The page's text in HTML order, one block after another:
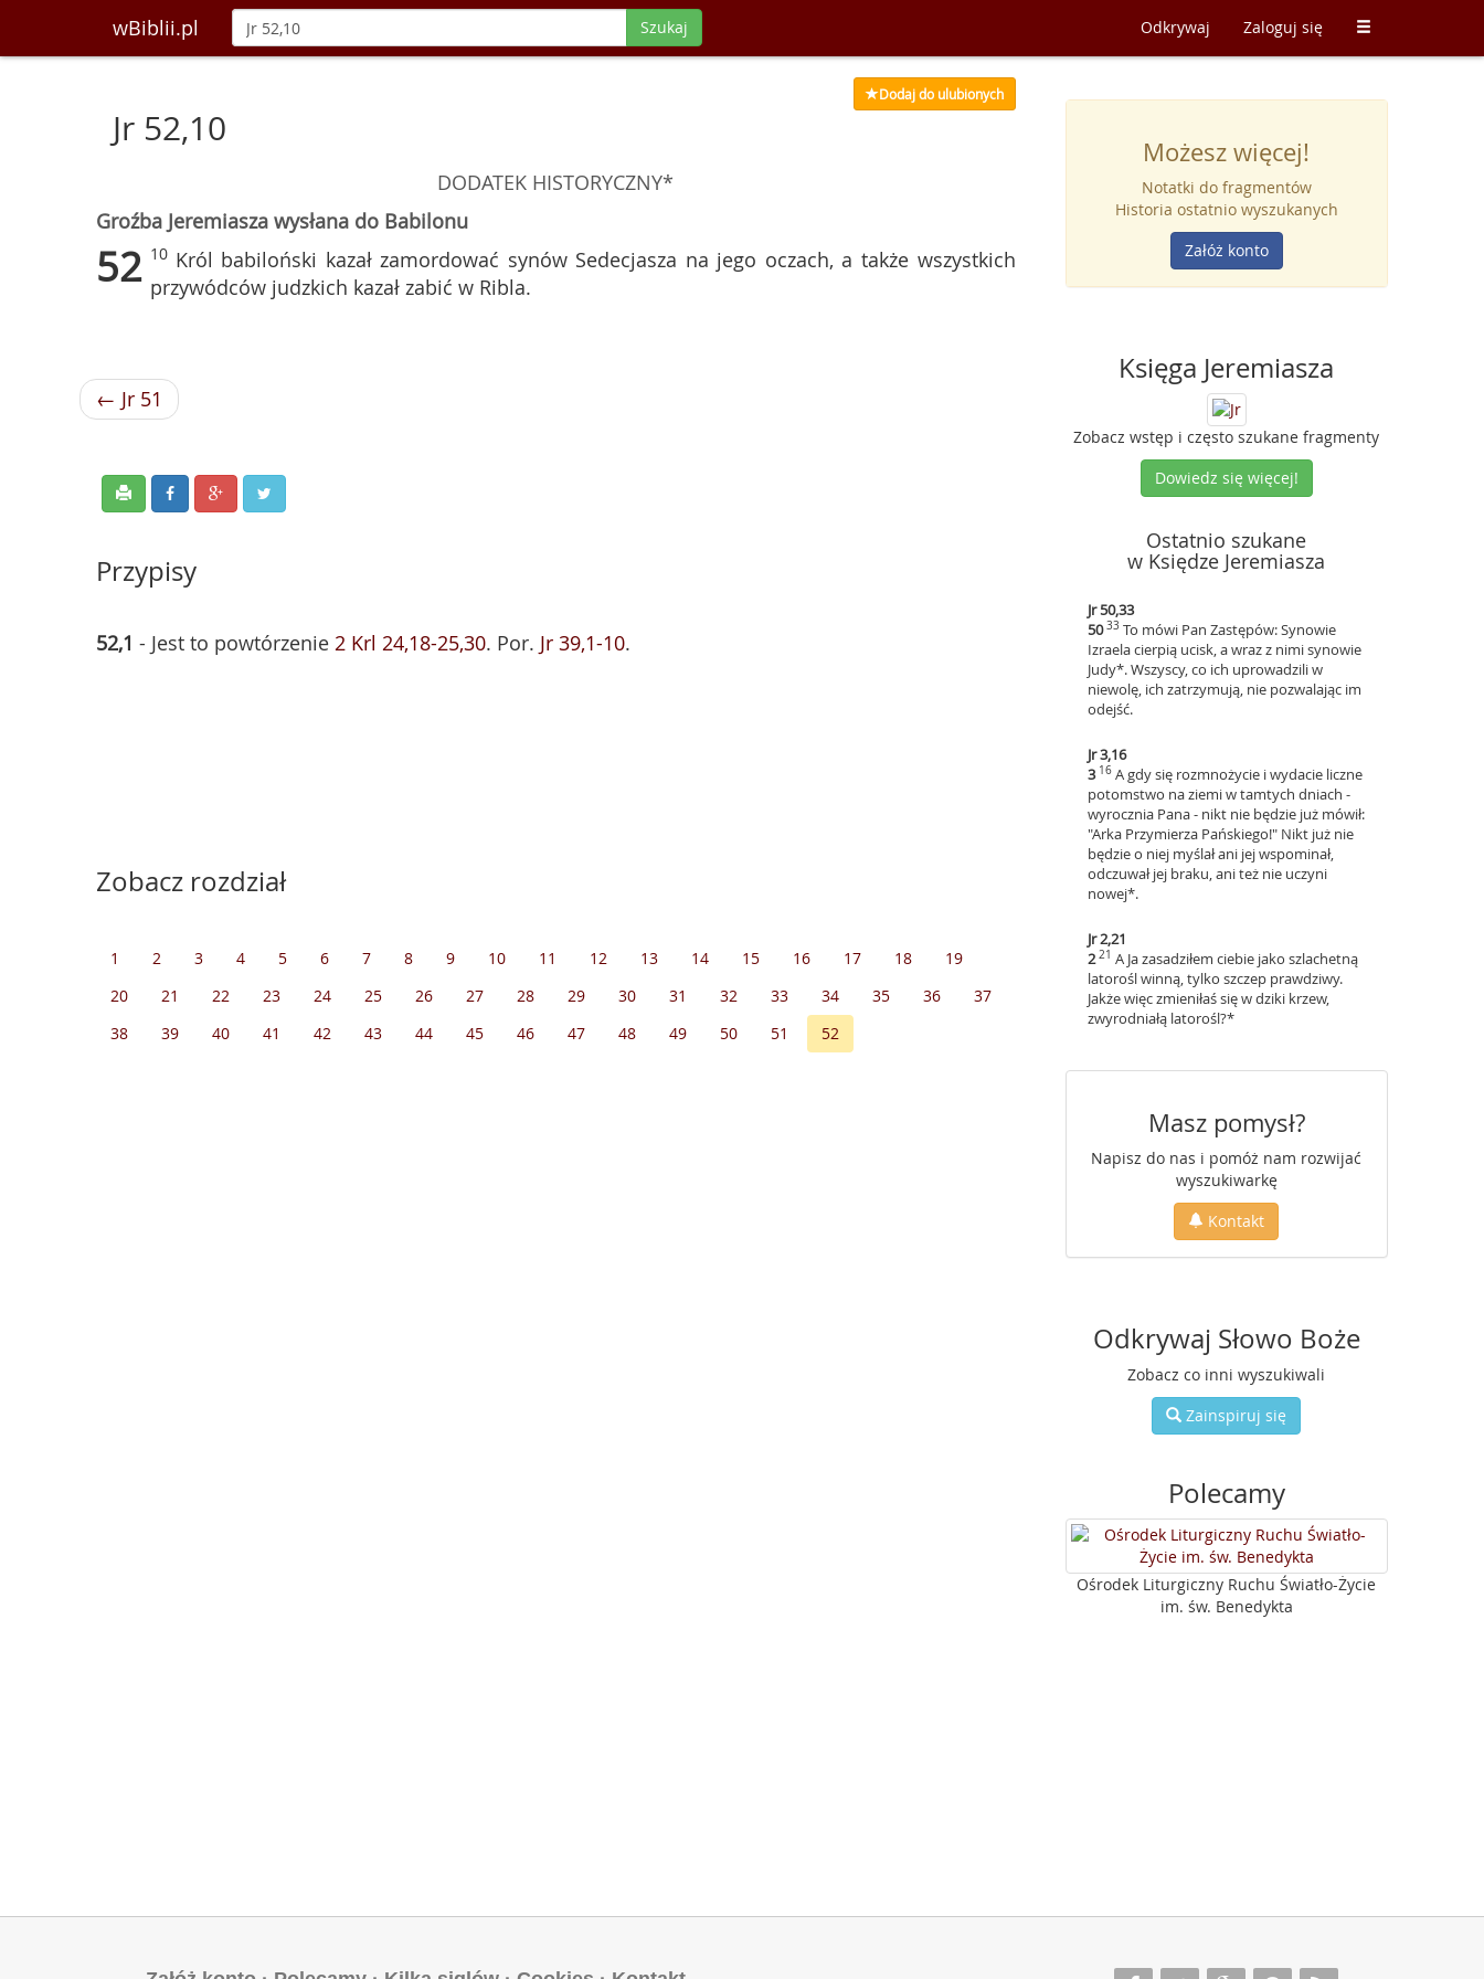
wBiblii.pl Szukaj Odkrywaj Zaloguj się
Dodaj do ulubionych
Jr 52,10
DODATEK HISTORYCZNY*
Groźba Jeremiasza wysłana do Babilonu
52 10 Król babiloński kazał zamordować synów Sedecjasza na jego oczach, a także wszystkich
przywódców judzkich kazał zabić w Ribla.
← Jr 51
Przypisy
52,1 - Jest to powtórzenie 2 Krl 24,18-25,30. Por. Jr 39,1-10.
Zobacz rozdział
1 2 3 4 5 6 7 8 9 10 11 12 13 14 15 16 17 18
19
20
21 22 23 24 25 26 27 28 29 30 31 32 33 34 35 36
37
38
39 40 41 42 43 44 45 46 47 48 49 50 51 52
Możesz więcej!
Notatki do fragmentów
Historia ostatnio wyszukanych
Załóż konto
Księga Jeremiasza
Zobacz wstęp i często szukane fragmenty
Dowiedz się więcej!
Ostatnio szukane
w Księdze Jeremiasza
Jr 50,33
5033 To mówi Pan Zastępów: Synowie
Izraela cierpią ucisk, a wraz z nimi synowie
Judy*. Wszyscy, co ich uprowadzili w
niewolę, ich zatrzymują, nie pozwalając im
odejść.
Jr 3,16
316 A gdy się rozmnożycie i wydacie liczne
potomstwo na ziemi w tamtych dniach -
wyrocznia Pana - nikt nie będzie już mówił:
"Arka Przymierza Pańskiego!" Nikt już nie
będzie o niej myślał ani jej wspominał,
odczuwał jej braku, ani też nie uczyni
nowej*.
Jr 2,21
221 A Ja zasadziłem ciebie jako szlachetną
latorośl winną, tylko szczep prawdziwy.
Jakże więc zmieniłaś się w dziki krzew,
zwyrodniałą latorośl?*
Masz pomysł?
Napisz do nas i pomóż nam rozwijać
wyszukiwarkę
Kontakt
Odkrywaj Słowo Boże
Zobacz co inni wyszukiwali
Zainspiruj się
Polecamy
Ośrodek Liturgiczny Ruchu Światło-Życie
im. św. Benedykta